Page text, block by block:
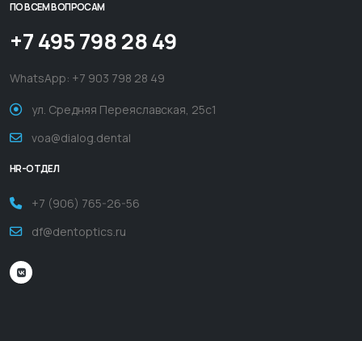
ПО ВСЕМ ВОПРОСАМ
+7 495 798 28 49
WhatsApp: +7 903 798 28 49
ул. Средняя Переяславская, 25с1
voa@dialog.dental
HR-ОТДЕЛ
+7 (906) 765-26-56
df@dentoptics.ru